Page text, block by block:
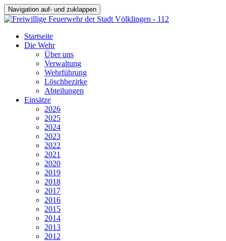
Navigation auf- und zuklappen
Startseite
Die Wehr
Über uns
Verwaltung
Wehrführung
Löschbezirke
Abteilungen
Einsätze
2026
2025
2024
2023
2022
2021
2020
2019
2018
2017
2016
2015
2014
2013
2012